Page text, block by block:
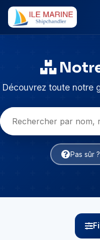
Découvrez toute notre
Pas sûr ?